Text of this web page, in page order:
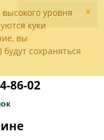
×
уровня
куки
вы
сохраняться
Регистрация
86-02